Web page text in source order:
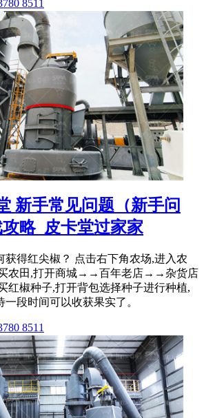
8511
新手常见问题（新手问
略_皮卡堂过家家
获得红尖椒？ 点击右下角农场,进入农
农田,打开商城→→百年老店→→杂货店
椒种子,打开背包选择种子进行种植,
段时间可以收获果实了。
8511